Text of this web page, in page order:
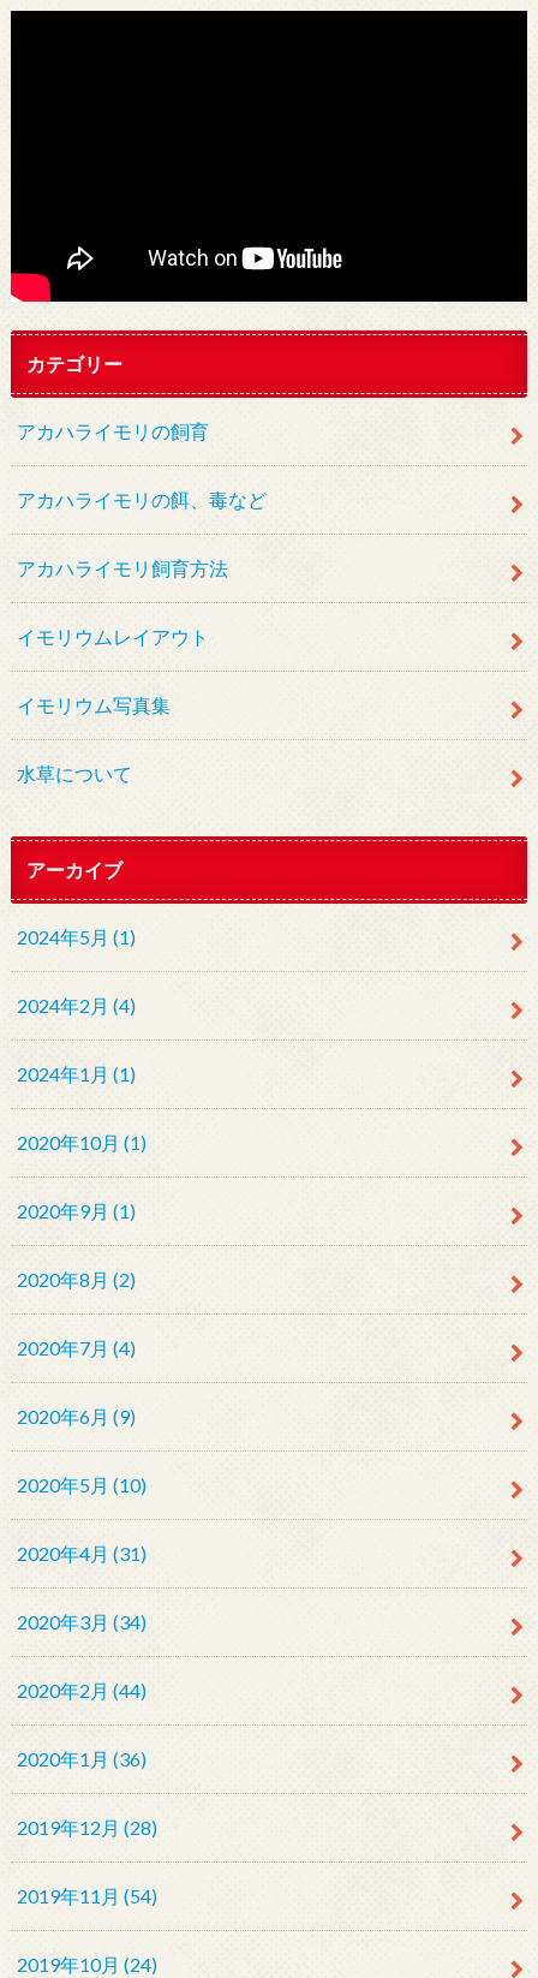
カテゴリー
アカハライモリの飼育
アカハライモリの餌、毒など
アカハライモリ飼育方法
イモリウムレイアウト
イモリウム写真集
水草について
アーカイブ
2024年5月 (1)
2024年2月 (4)
2024年1月 (1)
2020年10月 (1)
2020年9月 (1)
2020年8月 (2)
2020年7月 (4)
2020年6月 (9)
2020年5月 (10)
2020年4月 (31)
2020年3月 (34)
2020年2月 (44)
2020年1月 (36)
2019年12月 (28)
2019年11月 (54)
2019年10月 (24)